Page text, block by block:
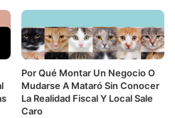
Por Qué Montar Un Negocio O
Mudarse A Mataró Sin Conocer
La Realidad Fiscal Y Local Sale
Caro